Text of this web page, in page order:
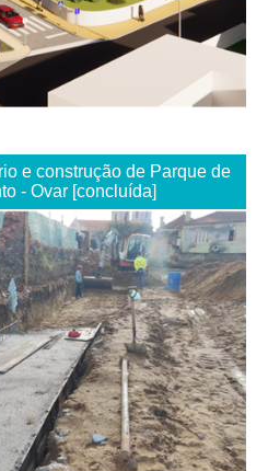
e construção de Parque de
- Ovar [concluída]